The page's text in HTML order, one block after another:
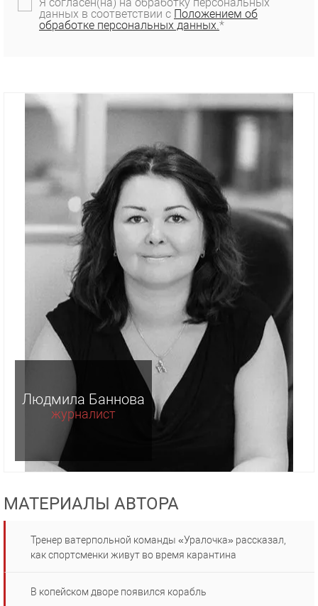
данных в соответствии с Положением об
обработке персональных данных.*
Людмила Баннова
журналист
МАТЕРИАЛЫ АВТОРА
Тренер ватерпольной команды «Уралочка» рассказал,
как спортсменки живут во время карантина
В копейском дворе появился корабль